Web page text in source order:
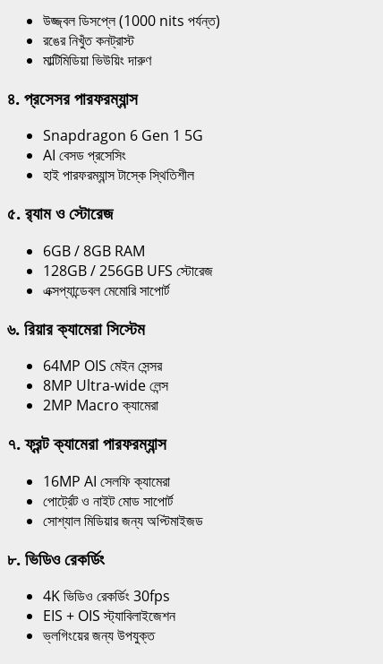
উজ্জ্বল ডিসপ্লে (1000 nits পর্যন্ত)
রঙের নিখুঁত কনট্রাস্ট
মাল্টিমিডিয়া ভিউয়িং দারুণ
৪. প্রসেসর পারফরম্যান্স
Snapdragon 6 Gen 1 5G
AI বেসড প্রসেসিং
হাই পারফরম্যান্স টাস্কে স্থিতিশীল
৫. র‍্যাম ও স্টোরেজ
6GB / 8GB RAM
128GB / 256GB UFS স্টোরেজ
এক্সপ্যান্ডেবল মেমোরি সাপোর্ট
৬. রিয়ার ক্যামেরা সিস্টেম
64MP OIS মেইন সেন্সর
8MP Ultra-wide লেন্স
2MP Macro ক্যামেরা
৭. ফ্রন্ট ক্যামেরা পারফরম্যান্স
16MP AI সেলফি ক্যামেরা
পোর্ট্রেট ও নাইট মোড সাপোর্ট
সোশ্যাল মিডিয়ার জন্য অপ্টিমাইজড
৮. ভিডিও রেকর্ডিং
4K ভিডিও রেকর্ডিং 30fps
EIS + OIS স্ট্যাবিলাইজেশন
ভ্লগিংয়ের জন্য উপযুক্ত